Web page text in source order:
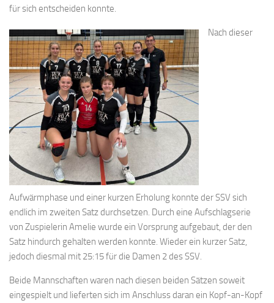
für sich entscheiden konnte.
Nach dieser
Aufwärmphase und einer kurzen Erholung konnte der SSV sich
endlich im zweiten Satz durchsetzen. Durch eine Aufschlagserie
von Zuspielerin Amelie wurde ein Vorsprung aufgebaut, der den
Satz hindurch gehalten werden konnte. Wieder ein kurzer Satz,
jedoch diesmal mit 25:15 für die Damen 2 des SSV.
Beide Mannschaften waren nach diesen beiden Sätzen soweit
eingespielt und lieferten sich im Anschluss daran ein Kopf-an-Kopf